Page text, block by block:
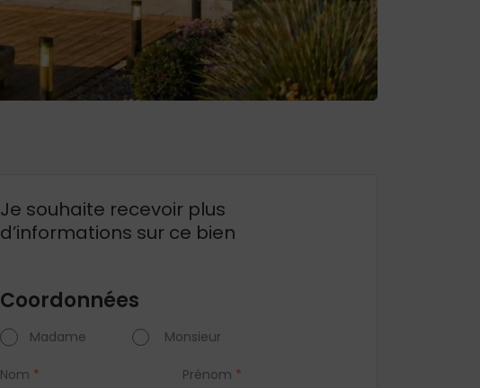
Je souhaite recevoir plus
d’informations sur ce bien
Coordonnées
Madame Monsieur
Nom * Prénom *